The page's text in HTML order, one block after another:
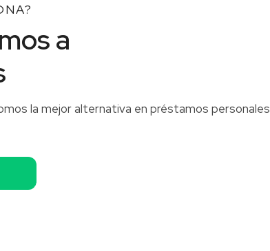
a
la mejor alternativa en préstamos personales